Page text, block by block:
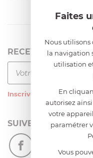
RECEVEZ LA
Inscrivez-vous à notre
SUIVEZ-NOUS
Faites
Nous utilisons
la navigation
utilisation
En
autorisez
votre
paramétrer
Vous